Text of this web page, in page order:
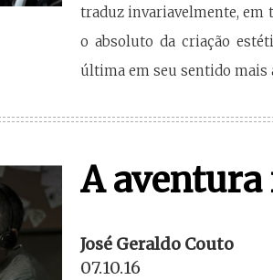
traduz invariavelmente, em
o absoluto da criação
última em seu sentido
A aventura
José Geraldo Couto
07.10.16